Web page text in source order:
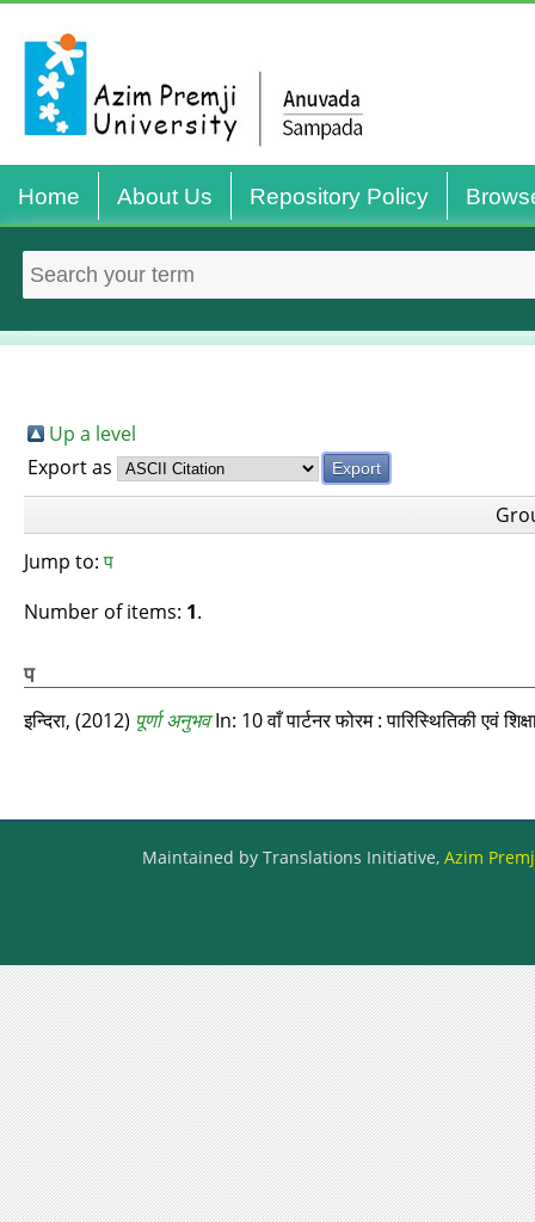
Home About Us Repository Policy
Up a level
Export as
Jump to:प
Number of items: 1.
प
इन्दिरा, (2012) पूर्णा अनुभवIn: 10 वाँ पार्टनर फोरम : पारिस्थितिकी एवं
Maintained by Translations Initiative, Azim